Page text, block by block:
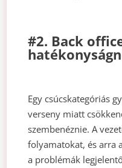
#2. Back
Egy csúcskategóriás
verseny miatt
szembenéznie. A
folyamatokat, és arra
a problémák